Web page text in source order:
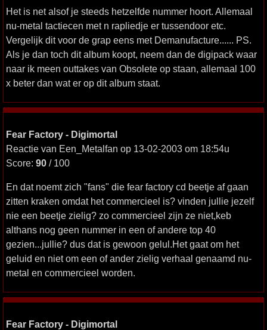
Het is net alsof je steeds hetzelfde nummer hoort. Allemaal
nu-metal tactiecen met n rapliedje er tussendoor etc.
Vergelijk dit voor de grap eens met Demanufacture...... PS.
Als je dan toch dit album koopt, neem dan de digipack waar
naar ik meen outtakes van Obsolete op staan, allemaal 100
x beter dan wat er op dit album staat.
Fear Factory - Digimortal
Reactie van Een_Metalfan op 13-02-2003 om 18:54u
Score: 90 / 100
En dat noemt zich "fans" die fear factory cd beetje af gaan
zitten kraken omdat het commercieel is? vinden jullie jezelf
nie een beetje zielig? zo commercieel zijn ze niet,keb
althans nog geen nummer in een of andere top 40
gezien...jullie? dus dat is gewoon gelul.Het gaat om het
geluid en niet om een of ander zielig verhaal genaamd nu-
metal en commercieel worden.
Fear Factory - Digimortal